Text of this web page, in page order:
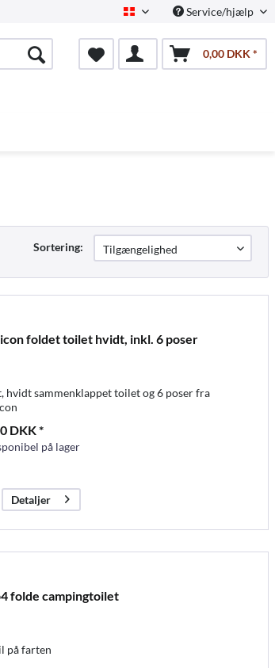
Dansk Service/hjælp
0,00 DKK *
Sortering:
foldet toilet hvidt, inkl. 6 poser
hvidt sammenklappet toilet og 6 poser fra
DKK *
på lager
Detaljer
folde campingtoilet
på farten